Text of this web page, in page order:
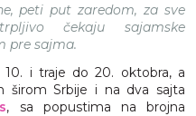
peti put zaredom, za sve
čekaju sajamske
pre sajma.
i traje do 20. oktobra, a
širom Srbije i na dva sajta
, sa popustima na brojna